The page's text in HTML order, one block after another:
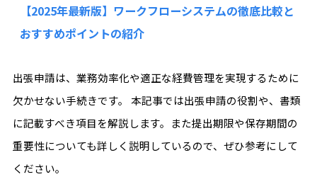
【2025年最新版】ワークフローシステムの徹底比較と
おすすめポイントの紹介
出張申請は、業務効率化や適正な経費管理を実現するために
欠かせない手続きです。 本記事では出張申請の役割や、書類
に記載すべき項目を解説します。また提出期限や保存期間の
重要性についても詳しく説明しているので、ぜひ参考にして
ください。